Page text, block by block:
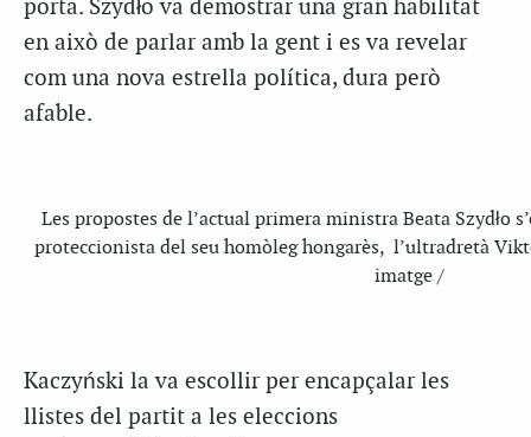
porta. Szydło va demostrar una gran habilitat
en això de parlar amb la gent i es va revelar
com una nova estrella política, dura però
afable.
Les propostes de l’actual primera ministra Beata Szydło
proteccionista del seu homòleg hongarès, l’ultradretà
imatge /
Kaczyński la va escollir per encapçalar les
llistes del partit a les eleccions